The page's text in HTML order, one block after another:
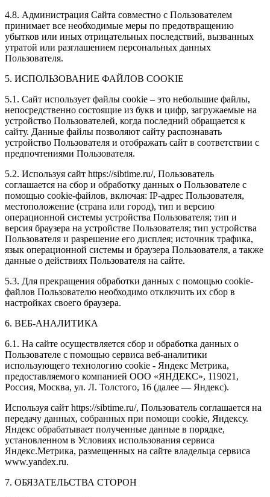
4.8. Администрация Сайта совместно с Пользователем
принимает все необходимые меры по предотвращению
убытков или иных отрицательных последствий, вызванных
утратой или разглашением персональных данных
Пользователя.
5. ИСПОЛЬЗОВАНИЕ ФАЙЛОВ COOKIE
5.1. Сайт использует файлы cookie – это небольшие файлы,
непосредственно состоящие из букв и цифр, загружаемые на
устройство Пользователей, когда последний обращается к
сайту. Данные файлы позволяют сайту распознавать
устройство Пользователя и отображать сайт в соответствии с
предпочтениями Пользователя.
5.2. Используя сайт https://sibtime.ru/, Пользователь
соглашается на сбор и обработку данных о Пользователе с
помощью cookie-файлов, включая: IP-адрес Пользователя,
местоположение (страна или город), тип и версию
операционной системы устройства Пользователя; тип и
версия браузера на устройстве Пользователя; тип устройства
Пользователя и разрешение его дисплея; источник трафика,
язык операционной системы и браузера Пользователя, а также
данные о действиях Пользователя на сайте.
5.3. Для прекращения обработки данных с помощью cookie-
файлов Пользователю необходимо отключить их сбор в
настройках своего браузера.
6. ВЕБ-АНАЛИТИКА
6.1. На сайте осуществляется сбор и обработка данных о
Пользователе с помощью сервиса веб-аналитики
использующего технологию cookie - Яндекс Метрика,
предоставляемого компанией ООО «ЯНДЕКС», 119021,
Россия, Москва, ул. Л. Толстого, 16 (далее — Яндекс).
Используя сайт https://sibtime.ru/, Пользователь соглашается на
передачу данных, собранных при помощи cookie, Яндексу.
Яндекс обрабатывает полученные данные в порядке,
установленном в Условиях использования сервиса
Яндекс.Метрика, размещенных на сайте владельца сервиса
www.yandex.ru.
7. ОБЯЗАТЕЛЬСТВА СТОРОН